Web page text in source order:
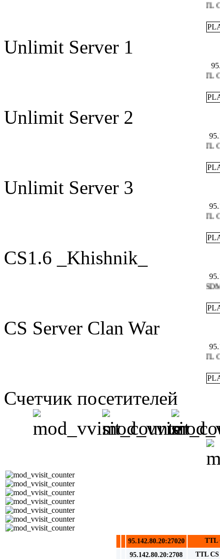
TTL
Unlimit Server 1
TTL
Unlimit Server 2
TTL
Unlimit Server 3
TTL
CS1.6 _Khishnik_
CSDM
CS Server Clan War
TTL
Счетчик посетителей
95.142.80.20:27020
TTL
95.142.80.20:2708
TTL